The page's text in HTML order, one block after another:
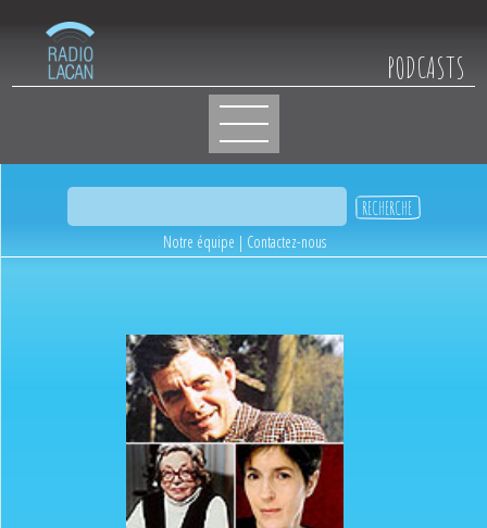
PODCASTS
Notre équipe | Contactez-nous